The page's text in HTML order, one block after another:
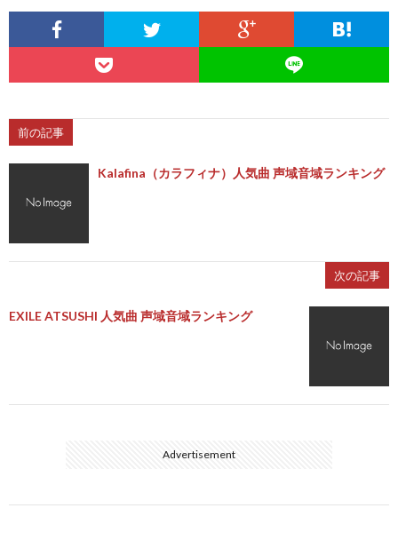
前の記事
Kalafina（カラフィナ）人気曲 声域音域ランキング
次の記事
EXILE ATSUSHI 人気曲 声域音域ランキング
Advertisement